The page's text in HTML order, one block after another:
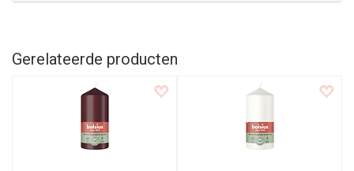
Gerelateerde producten